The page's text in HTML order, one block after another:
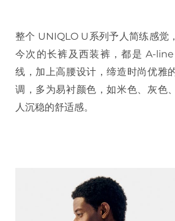
整个 UNIQLO U系列予人简练感觉
今次的长裤及西装裤，都是 A-
线，加上高腰设计，缔造时尚优雅
调，多为易衬颜色，如米色、灰色
人沉稳的舒适感。